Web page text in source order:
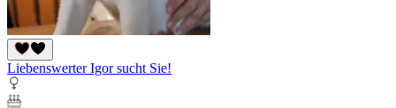
Liebenswerter Igor sucht Sie!